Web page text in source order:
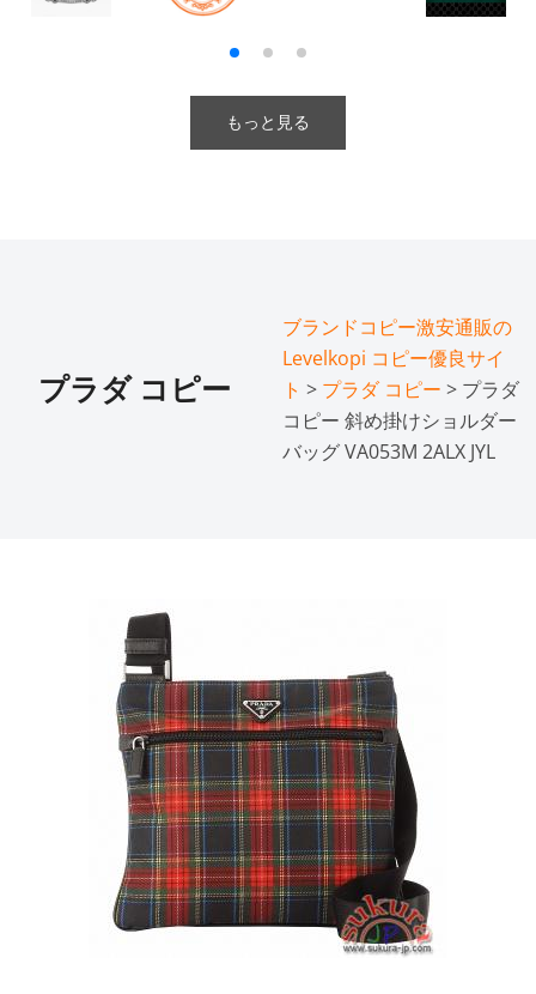
もっと見る
プラダ コピー
ブランドコピー激安通販の
Levelkopi コピー優良サイ
ト > プラダ コピー > プラダ
コピー 斜め掛けショルダー
バッグ VA053M 2ALX JYL